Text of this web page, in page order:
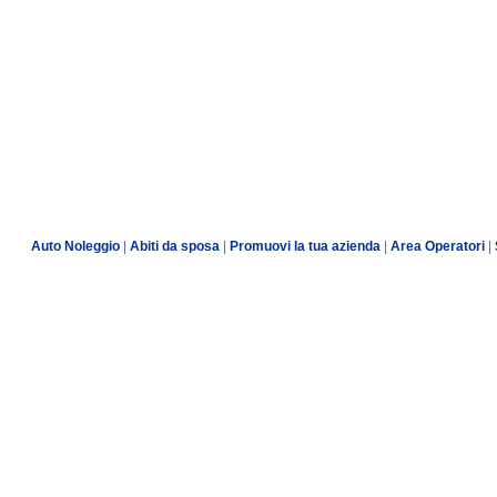
Auto Noleggio Abiti da sposa Promuovi la tua azienda Area Operatori